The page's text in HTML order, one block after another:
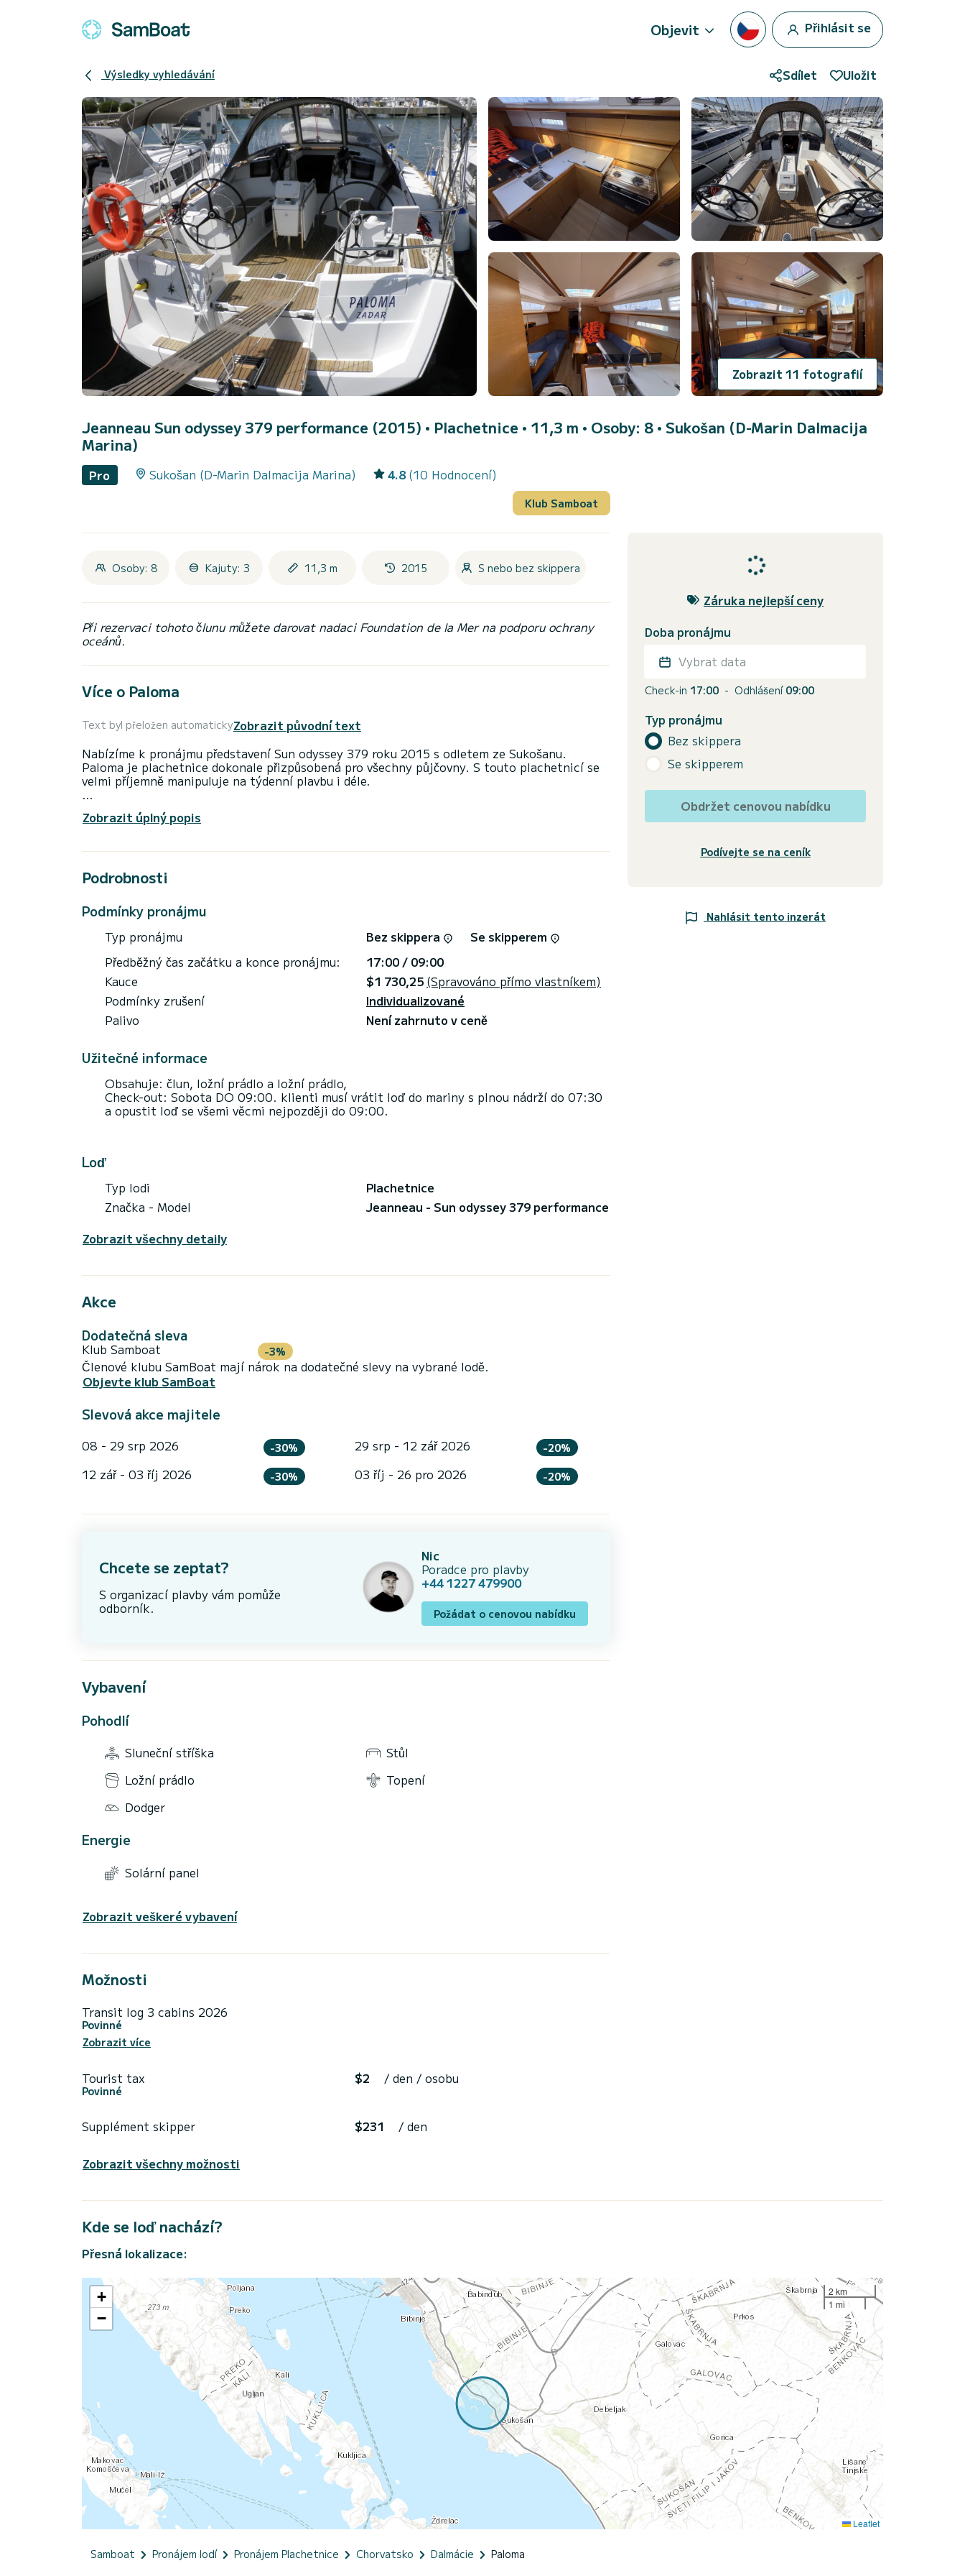
Objevit Přihlásit se
Výsledky vyhledávání Sdílet Uložit
Zobrazit 11 fotografií
Jeanneau Sun odyssey 379 performance (2015) • Plachetnice • 11,3 m • Osoby: 8 • Sukošan (D-Marin Dalmacija
Marina)
Pro Sukošan (D-Marin Dalmacija Marina) 4.8 (10 Hodnocení)
Klub Samboat
Osoby: 8 Kajuty: 3 11,3 m 2015 S nebo bez skippera
Při rezervaci tohoto člunu můžete darovat nadaci Foundation de la Mer na podporu ochrany
oceánů.
Více o Paloma
Text byl přeložen automatickyZobrazit původní text
Nabízíme k pronájmu představení Sun odyssey 379 roku 2015 s odletem ze Sukošanu.
Paloma je plachetnice dokonale přizpůsobená pro všechny půjčovny. S touto plachetnicí se
velmi příjemně manipuluje na týdenní plavbu i déle.
Plachetnice je dlouhá 11 metrů a má výkon 29 koní. Ve 3 kajutách se během plavby vejde 8
cestujících.
Pro vaše pohodlí má Paloma 1 toaletu se sprchou
Tato loď je vybavena Hlavní plachtou s plnou latí a Furling genoa. Má následující vybavení:
Pokud máte nějaké dotazy ohledně lodi nebo podmínek pronájmu, můžete poslat zprávu
prostřednictvím platformy Samboat. Poradce SamBoat odpoví na vaše otázky a nabídne vám
Zobrazit úplný popis
Podrobnosti
Podmínky pronájmu
Typ pronájmu Bez skippera
Se skipperem
Předběžný čas začátku a konce pronájmu:
17:00 / 09:00
Kauce
$1 730,25 (Spravováno přímo vlastníkem)
Podmínky zrušení
Individualizované
Palivo
Není zahrnuto v ceně
Užitečné informace
Obsahuje: člun, ložní prádlo a ložní prádlo,
Check-out: Sobota DO 09:00. klienti musí vrátit loď do mariny s plnou nádrží do 07:30
a opustit loď se všemi věcmi nejpozději do 09:00.
Loď
Typ lodi
Plachetnice
Značka - Model
Jeanneau - Sun odyssey 379 performance
Zobrazit všechny detaily
Akce
Dodatečná sleva
Klub Samboat -3%
Členové klubu SamBoat mají nárok na dodatečné slevy na vybrané lodě.
Objevte klub SamBoat
Slevová akce majitele
08 - 29 srp 2026 -30% 29 srp - 12 zář 2026 -20%
12 zář - 03 říj 2026 -30% 03 říj - 26 pro 2026 -20%
Chcete se zeptat?
S organizací plavby vám pomůže
odborník.
Nic
Poradce pro plavby
+44 1227 479900
Požádat o cenovou nabídku
Vybavení
Pohodlí
Sluneční stříška
Stůl
Ložní prádlo
Topení
Dodger
Energie
Solární panel
Zobrazit veškeré vybavení
Možnosti
Transit log 3 cabins 2026
Povinné
Zobrazit více
Tourist tax
Povinné
$2 / den / osobu
Supplément skipper $231 / den
Zobrazit všechny možnosti
Záruka nejlepší ceny
Doba pronájmu
Vybrat data
Check-in 17:00 - Odhlášení 09:00
Typ pronájmu
Bez skippera
Se skipperem
Obdržet cenovou nabídku
Podívejte se na ceník
Nahlásit tento inzerát
Kde se loď nachází?
Přesná lokalizace:
+
−
2 km
1 mi
Leaflet
Samboat Pronájem lodí Pronájem Plachetnice Chorvatsko Dalmácie Paloma